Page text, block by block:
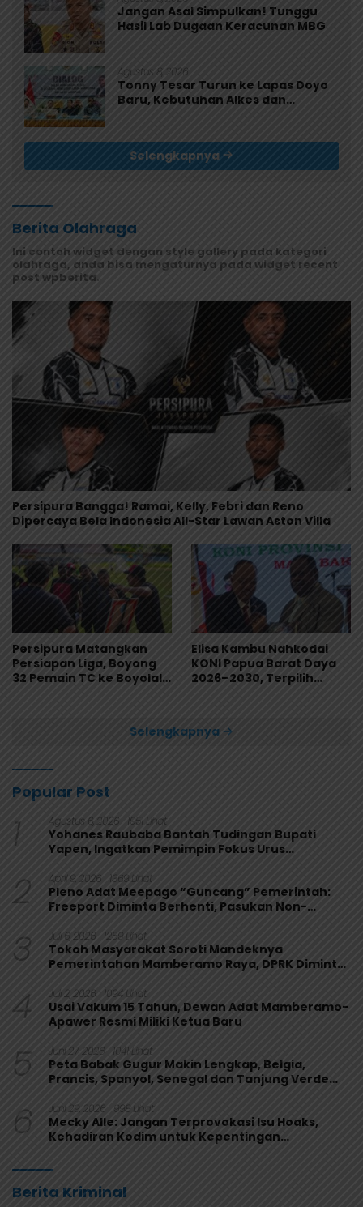
Jangan Asal Simpulkan! Tunggu
Hasil Lab Dugaan Keracunan MBG
Agustus 8, 2026
Tonny Tesar Turun ke Lapas Doyo
Baru, Kebutuhan Alkes dan
Selengkapnya
Berita Olahraga
Ini contoh widget dengan style gallery pada kategori
olahraga, anda bisa mengaturnya pada widget recent
post wpberita.
Persipura Bangga! Ramai, Kelly, Febri dan Reno
Dipercaya Bela Indonesia All-Star Lawan Aston Villa
Persipura Matangkan
Persiapan Liga, Boyong
32 Pemain TC ke Boyolali
Elisa Kambu Nahkodai
KONI Papua Barat Daya
2026–2030, Terpilih
Selengkapnya
Popular Post
1 Agustus 6, 2026 1951 Lihat
Yohanes Raubaba Bantah Tudingan Bupati
Yapen, Ingatkan Pemimpin Fokus Urus
2 April 9, 2026 1369 Lihat
Pleno Adat Meepago “Guncang” Pemerintah:
Freeport Diminta Berhenti, Pasukan Non-
3 Juli 6, 2026 1259 Lihat
Tokoh Masyarakat Soroti Mandeknya
Pemerintahan Mamberamo Raya, DPRK Diminta
4 Juli 2, 2026 1094 Lihat
Usai Vakum 15 Tahun, Dewan Adat Mamberamo-
Apawer Resmi Miliki Ketua Baru
5 Juni 27, 2026 1041 Lihat
Peta Babak Gugur Makin Lengkap, Belgia,
Prancis, Spanyol, Senegal dan Tanjung Verde
6 Juni 29, 2026 998 Lihat
Mecky Alle: Jangan Terprovokasi Isu Hoaks,
Kehadiran Kodim untuk Kepentingan
Berita Kriminal